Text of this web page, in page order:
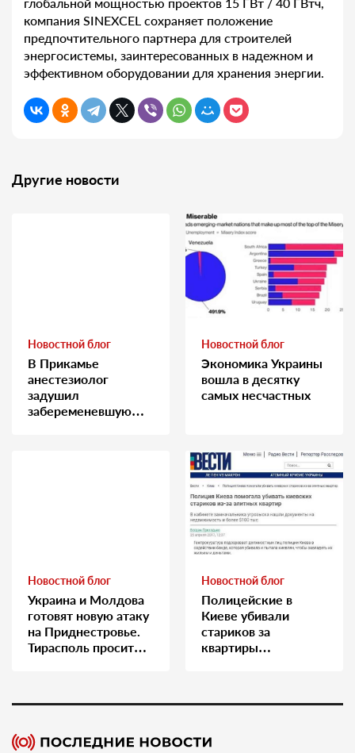
глобальной мощностью проектов 15 ГВт / 40 ГВтч,
компания SINEXCEL сохраняет положение
предпочтительного партнера для строителей
энергосистемы, заинтересованных в надежном и
эффективном оборудовании для хранения энергии.
Другие новости
Новостной блог
В Прикамье
анестезиолог
задушил
забеременевшую
Новостной блог
Экономика Украины
вошла в десятку
самых несчастных
Новостной блог
Украина и Молдова
готовят новую атаку
на Приднестровье.
Тирасполь просит
Новостной блог
Полицейские в
Киеве убивали
стариков за
квартиры…